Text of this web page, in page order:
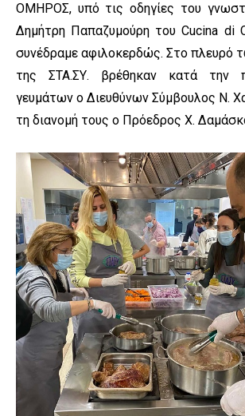
ΟΜΗΡΟΣ, υπό τις οδηγίες του
Δημήτρη Παπαζυμούρη του Cucina di
συνέδραμε αφιλοκερδώς. Στο πλευρό
της ΣΤΑ.ΣΥ. βρέθηκαν κατά την
γευμάτων ο Διευθύνων Σύμβουλος Ν.
τη διανομή τους ο Πρόεδρος Χ.